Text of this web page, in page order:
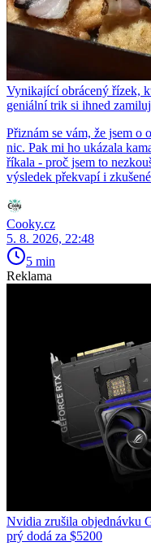
Vynikající obrácený řízek,
geniální trik si ihned
Přiznám se vám, že jsem o
nic. Pak mi ho ukázala
říkala - proč jsem to
výsledek překvapí i
Cooky.cz
5. 8. 2026, 22:48
5 min
Reklama
Nvidia zrušila objednávku
prý dodá za $5200